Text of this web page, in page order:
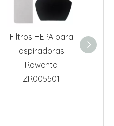
Filtros HEPA para
aspiradoras
Rowenta
ZR005501